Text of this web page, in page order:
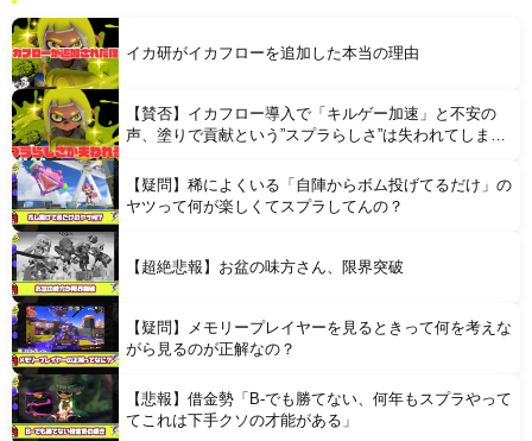
【シンデレラガールズ】 百鬼夜行をテーマとしたPOP UP SHOPが東京・大阪にて開催
Powered by livedoor 相互RSS
イカ研がイカフローを追加した本当の理由
【賛否】イカフロー導入で「キルゲー加速」と不安の
声、塗りで貢献という”スプラらしさ”は失われてしまう
【疑問】稀によくいる「自陣からボム投げてるだけ」の
ヤツって何が楽しくてスプラしてんの？
【超絶悲報】お盆の味方さん、限界突破
【疑問】メモリープレイヤーを見るときって何を考えな
がら見るのが正解なの？
【悲報】借金勢「B-でも勝てない、何年もスプラやって
てこれは下手クソの才能がある」